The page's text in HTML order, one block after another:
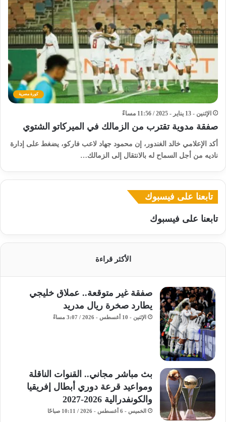
كورة مصرية
الإثنين - 13 يناير - 2025 / 11:56 مساءً
صفقة مدوية تقترب من الزمالك في الميركاتو الشتوي
أكد الإعلامي خالد الغندور، إن محمود جهاد لاعب فاركو، يضغط على إدارة
ناديه من أجل السماح له بالانتقال إلى الزمالك…
تابعنا على فيسبوك
تابعنا على فيسبوك
الأكثر قراءة
صفقة غير متوقعة.. عملاق خليجي
يطارد صخرة ريال مدريد
الإثنين - 10 أغسطس - 2026 / 3:07 مساءً
بث مباشر مجاني.. القنوات الناقلة
ومواعيد قرعة دوري أبطال إفريقيا
والكونفدرالية 2026-2027
الخميس - 6 أغسطس - 2026 / 10:11 صباحًا